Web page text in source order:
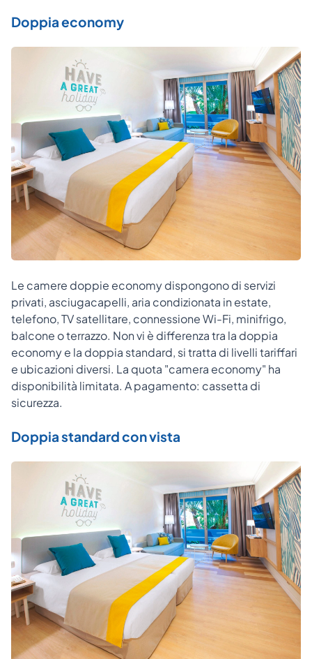
Doppia economy
Le camere doppie economy dispongono di servizi
privati, asciugacapelli, aria condizionata in estate,
telefono, TV satellitare, connessione Wi-Fi, minifrigo,
balcone o terrazzo. Non vi è differenza tra la doppia
economy e la doppia standard, si tratta di livelli tariffari
e ubicazioni diversi. La quota "camera economy" ha
disponibilità limitata. A pagamento: cassetta di
sicurezza.
Doppia standard con vista